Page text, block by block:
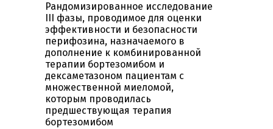
Рандомизированное исследование
III фазы, проводимое для оценки
эффективности и безопасности
перифозина, назначаемого в
дополнение к комбинированной
терапии бортезомибом и
дексаметазоном пациентам с
множественной миеломой,
которым проводилась
предшествующая терапия
бортезомибом